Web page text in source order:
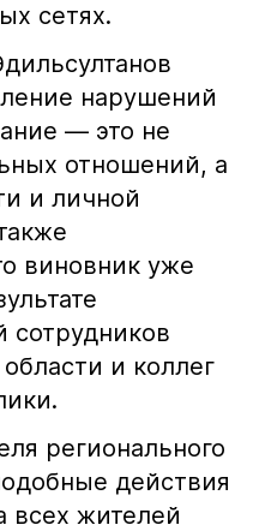
сетях.
нарушений
— это не
отношений, а
и личной
виновник уже
сотрудников
и коллег
регионального
действия
всех жителей